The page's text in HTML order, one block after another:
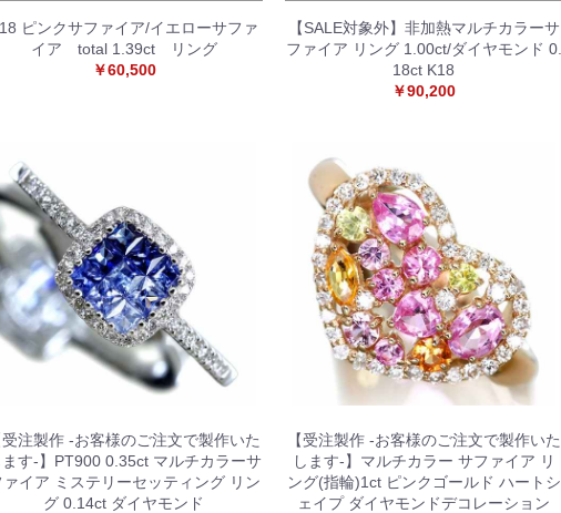
ピンクサファイア/イエローサファ
イア total 1.39ct リング
￥60,500
【SALE対象外】非加熱マルチカラーサ
ファイア リング 1.00ct/ダイヤモンド 0.
18ct K18
￥90,200
受注製作 -お客様のご注文で製作いた
ます-】PT900 0.35ct マルチカラーサ
ァイア ミステリーセッティング リン
グ 0.14ct ダイヤモンド
【受注製作 -お客様のご注文で製作いた
します-】マルチカラー サファイア リ
ング(指輪)1ct ピンクゴールド ハートシ
ェイプ ダイヤモンドデコレーション
お買い物を続ける カートへ進む